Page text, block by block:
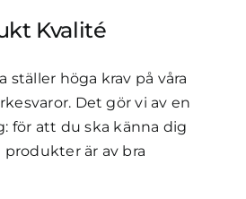
Kvalité
ställer höga krav på våra
Det gör vi av en
för att du ska känna dig
är av bra